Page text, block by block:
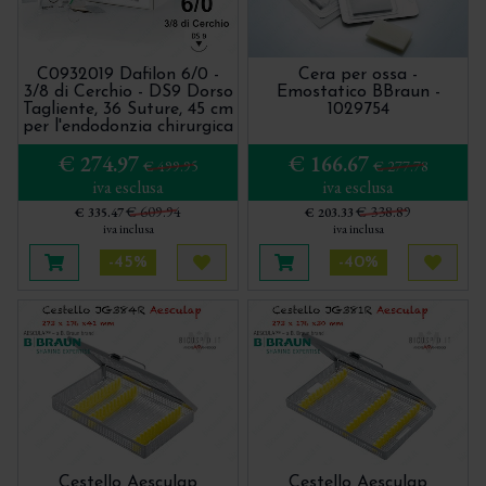
C0932019 Dafilon 6/0 -
3/8 di Cerchio - DS9 Dorso
Tagliente, 36 Suture, 45 cm
per l'endodonzia chirurgica
€ 274.97 € 499.95
iva esclusa
€ 335.47€ 609.94
iva inclusa
Aggiungi al carrello
-45%
Acquista più tardi
Cera per ossa -
Emostatico BBraun -
1029754
€ 166.67 € 277.78
iva esclusa
€ 203.33€ 338.89
iva inclusa
Aggiungi al carrello
-40%